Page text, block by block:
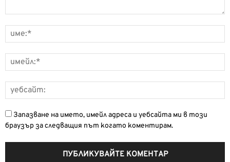
Запазване на името, имейл адреса и уебсайта ми в този
браузър за следващия път когато коментирам.